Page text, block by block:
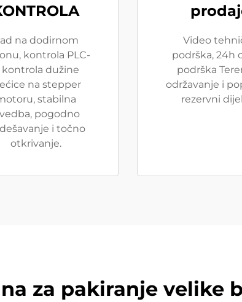
na dodirnom
kontrola PLC-
kontrola dužine
na stepper
stabilna
pogodno
i točno
otkrivanje.
Video
podrška, 24h
podrška
održavanje i
rezervni
za pakiranje velike